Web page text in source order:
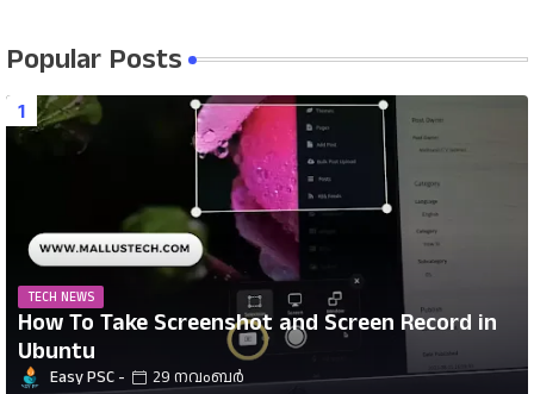
Popular Posts
TECH NEWS
How To Take Screenshot and Screen Record in
Ubuntu
Easy PSC 29 നവംബർ